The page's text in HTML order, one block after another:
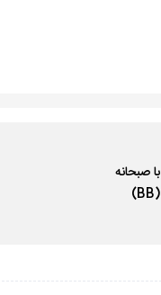
با صبحانه
(BB)